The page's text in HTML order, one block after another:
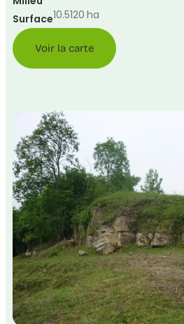
Surface10.5120 ha
Voir la carte